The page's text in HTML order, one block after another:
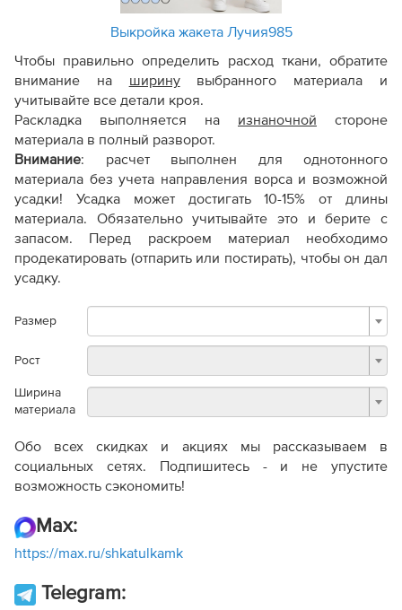
Выкройка жакета Лучия985
Чтобы правильно определить расход ткани, обратите
внимание на ширинувыбранного материала и
учитывайте все детали кроя.
Раскладка выполняется на изнаночной стороне
материала в полный разворот.
Внимание: расчет выполнен для однотонного
материала без учета направления ворса и возможной
усадки! Усадка может достигать 10-15% от длины
материала. Обязательно учитывайте это и берите с
запасом. Перед раскроем материал необходимо
продекатировать (отпарить или постирать), чтобы он дал
усадку.
Размер
Рост
Ширина
материала
Обо всех скидках и акциях мы рассказываем в
социальных сетях. Подпишитесь - и не упустите
возможность сэкономить!
Max:
https://max.ru/shkatulkamk
Telegram: